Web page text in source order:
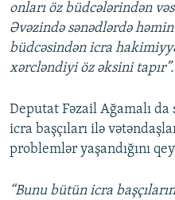
onları öz büdcələrindən
Əvəzində sənədlərdə
büdcəsindən icra
xərcləndiyi öz əksini tapır”.
Deputat Fəzail Ağamalı
icra başçıları ilə
problemlər yaşandığını
“Bunu bütün icra